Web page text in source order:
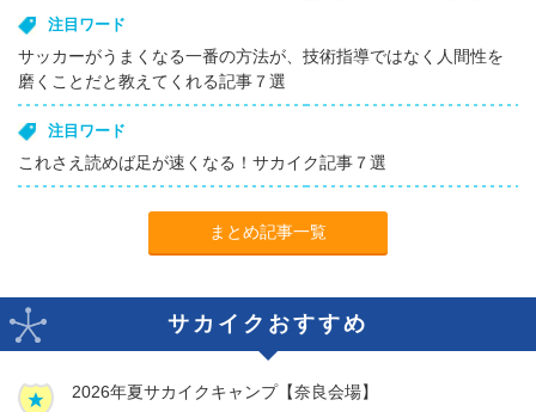
注目ワード
サッカーがうまくなる一番の方法が、技術指導ではなく人間性を
磨くことだと教えてくれる記事７選
注目ワード
これさえ読めば足が速くなる！サカイク記事７選
まとめ記事一覧
サカイクおすすめ
2026年夏サカイクキャンプ【奈良会場】